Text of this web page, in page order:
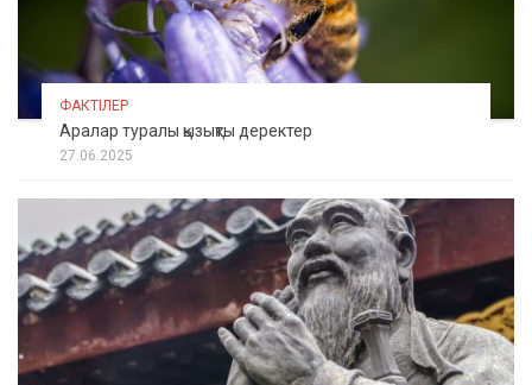
ФАКТІЛЕР
Аралар туралы қызықты деректер
27.06.2025